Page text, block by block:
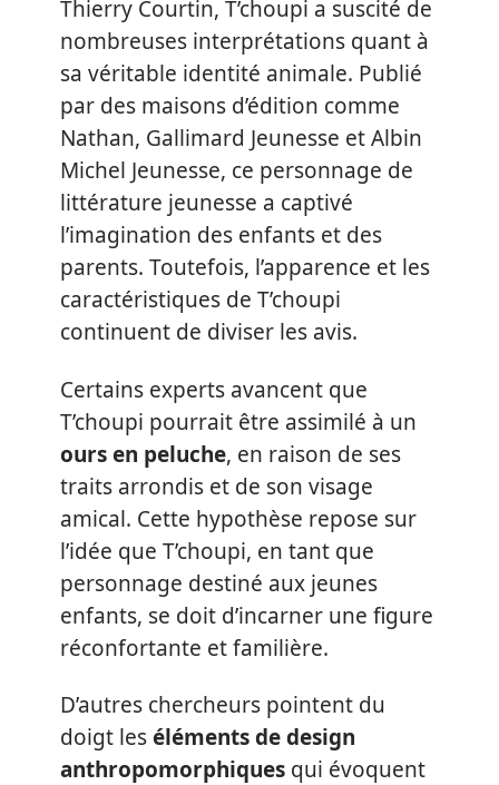
Thierry Courtin, T’choupi a suscité de
nombreuses interprétations quant à
sa véritable identité animale. Publié
par des maisons d’édition comme
Nathan, Gallimard Jeunesse et Albin
Michel Jeunesse, ce personnage de
littérature jeunesse a captivé
l’imagination des enfants et des
parents. Toutefois, l’apparence et les
caractéristiques de T’choupi
continuent de diviser les avis.
Certains experts avancent que
T’choupi pourrait être assimilé à un
ours en peluche, en raison de ses
traits arrondis et de son visage
amical. Cette hypothèse repose sur
l’idée que T’choupi, en tant que
personnage destiné aux jeunes
enfants, se doit d’incarner une figure
réconfortante et familière.
D’autres chercheurs pointent du
doigt leséléments de design
anthropomorphiques qui évoquent